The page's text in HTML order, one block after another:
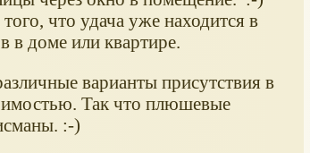
что удача уже находится в
в доме или квартире.
варианты присутствия в
Так что плюшевые
:-)